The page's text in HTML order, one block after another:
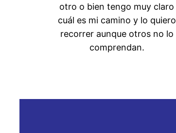
otro o bien tengo muy claro
cuál es mi camino y lo quiero
recorrer aunque otros no lo
comprendan.